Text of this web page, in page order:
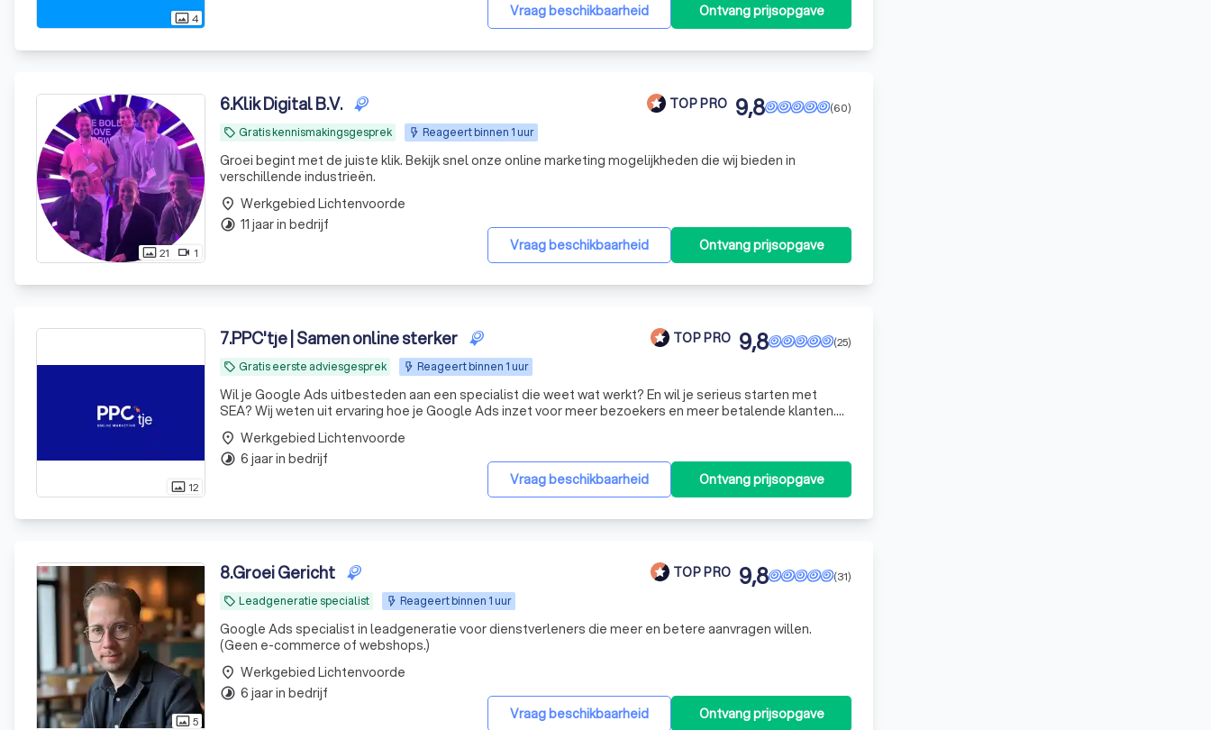
photo_size_select_actual4 Vraag beschikbaarheid Ontvang prijsopgave
photo_size_select_actual21 videocam 1
6.Klik Digital B.V. TOP PRO
local_offer Gratis kennismakingsgesprek Reageert binnen 1 uur
(60)
9,8
Groei begint met de juiste klik. Bekijk snel onze online marketing mogelijkheden die wij bieden in
verschillende industrieën.
Vraag beschikbaarheid Ontvang prijsopgave
place Werkgebied Lichtenvoorde
timelapse 11 jaar in bedrijf
photo_size_select_actual 12
7.PPC'tje | Samen online sterker TOP PRO
local_offer Gratis eerste adviesgesprek Reageert binnen 1 uur
(25)
9,8
Wil je Google Ads uitbesteden aan een specialist die weet wat werkt? En wil je serieus starten met
SEA? Wij weten uit ervaring hoe je Google Ads inzet voor meer bezoekers en meer betalende klanten.
We denken strategisch mee met jouw business. Niet één keer, maar continu. We volgen campagnes
actief,
Vraag beschikbaarheid
Ontvang prijsopgave
place Werkgebied Lichtenvoorde
timelapse 6 jaar in bedrijf
photo_size_select_actual5
8.Groei Gericht TOP PRO
local_offer Leadgeneratie specialist Reageert binnen 1 uur
(31)
9,8
Google Ads specialist in leadgeneratie voor dienstverleners die meer en betere aanvragen willen.
(Geen e-commerce of webshops.)
Vraag beschikbaarheid Ontvang prijsopgave
place Werkgebied Lichtenvoorde
timelapse 6 jaar in bedrijf